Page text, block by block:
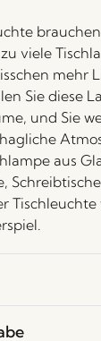
viele
mehr
Sie diese
und Sie
aus
Tischleuchte